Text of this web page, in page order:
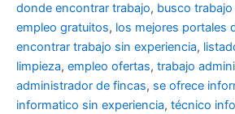
donde encontrar trabajo, busco
empleo gratuitos, los mejores portales
encontrar trabajo sin experiencia,
limpieza, empleo ofertas, trabajo
administrador de fincas, se ofrece
informatico sin experiencia, técnico